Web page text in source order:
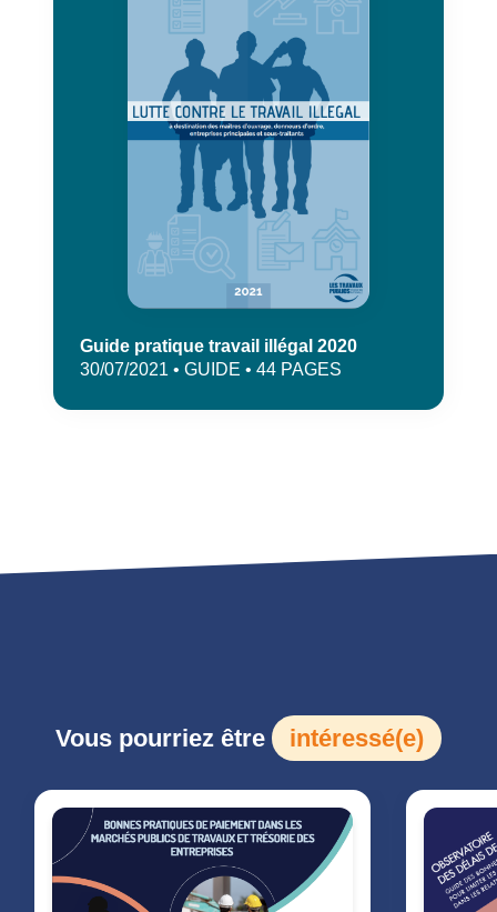
Guide pratique travail illégal 2020
30/07/2021 • GUIDE • 44 PAGES
Vous pourriez être intéressé(e)